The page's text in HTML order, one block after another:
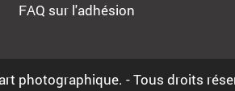
FAQ sur l'adhésion
photographique. - Tous droits